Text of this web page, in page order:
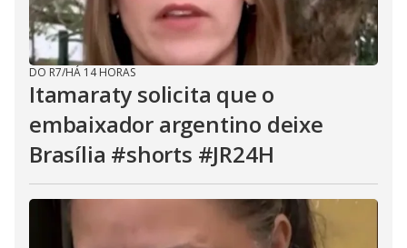
DO R7/HÁ 14 HORAS
Itamaraty solicita que o
embaixador argentino deixe
Brasília #shorts #JR24H